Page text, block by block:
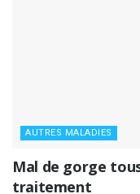
AUTRES MALADIES
Mal de gorge
traitement